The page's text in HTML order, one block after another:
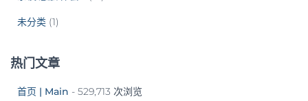
未分类 (1)
热门文章
首页 | Main - 529,713 次浏览